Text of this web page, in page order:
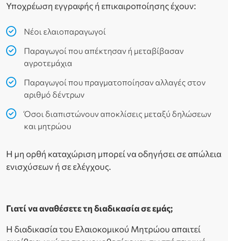
Υποχρέωση εγγραφής ή επικαιροποίησης έχουν:
Νέοι ελαιοπαραγωγοί
Παραγωγοί που απέκτησαν ή μεταβίβασαν
αγροτεμάχια
Παραγωγοί που πραγματοποίησαν αλλαγές στον
αριθμό δέντρων
Όσοι διαπιστώνουν αποκλίσεις μεταξύ δηλώσεων
και μητρώου
Η μη ορθή καταχώριση μπορεί να οδηγήσει σε απώλεια
ενισχύσεων ή σε ελέγχους.
Γιατί να αναθέσετε τη διαδικασία σε εμάς;
Η διαδικασία του Ελαιοκομικού Μητρώου απαιτεί